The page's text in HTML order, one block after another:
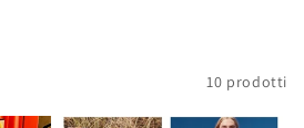
10 prodotti